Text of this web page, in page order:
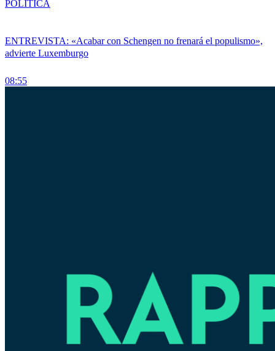
ENTREVISTA: «Acabar con Schengen no frenará el populismo»,
advierte Luxemburgo
08:55
POLÍTICA